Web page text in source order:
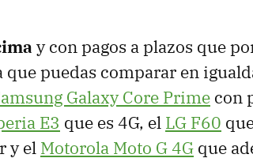
y con pagos a plazos que
puedas comparar en
Galaxy Core Prime con
E3 que es 4G, el LG F60
y el Motorola Moto G 4G que